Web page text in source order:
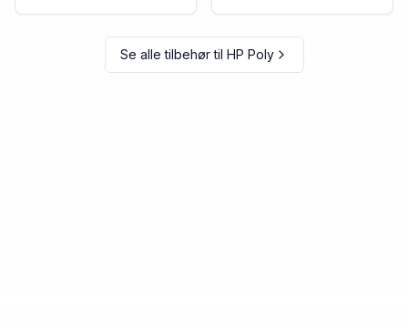
Se alle tilbehør til HP Poly